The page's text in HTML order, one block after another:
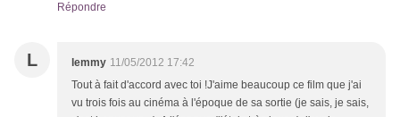
Répondre
L lemmy 11/05/2012 17:42
Tout à fait d'accord avec toi !J'aime beaucoup ce film que j'ai
vu trois fois au cinéma à l'époque de sa sortie (je sais, je sais,